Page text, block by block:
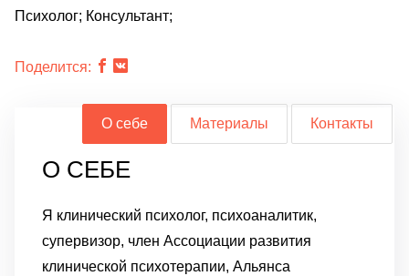
Психолог; Консультант;
Поделится:
О себе Материалы Контакты
О СЕБЕ
Я клинический психолог, психоаналитик,
супервизор, член Ассоциации развития
клинической психотерапии, Альянса